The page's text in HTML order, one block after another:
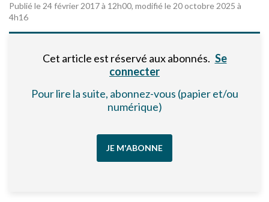
Publié le 24 février 2017 à 12h00, modifié le 20 octobre 2025 à
4h16
Cet article est réservé aux abonnés. Se
connecter
Pour lire la suite, abonnez-vous (papier et/ou
numérique)
JE M'ABONNE